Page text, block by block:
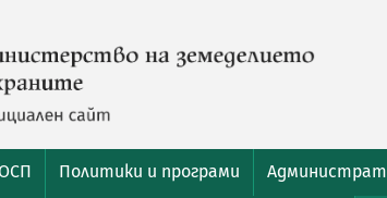
Политики и програми